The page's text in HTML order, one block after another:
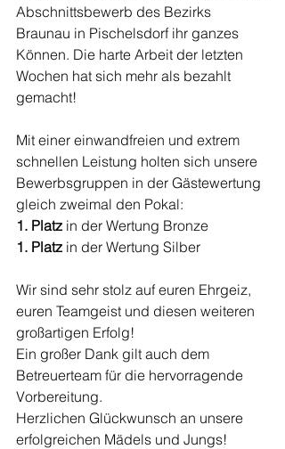
Abschnittsbewerb des Bezirks
Braunau in Pischelsdorf ihr ganzes
Können. Die harte Arbeit der letzten
Wochen hat sich mehr als bezahlt
gemacht!
Mit einer einwandfreien und extrem
schnellen Leistung holten sich unsere
Bewerbsgruppen in der Gästewertung
gleich zweimal den Pokal:
1. Platz in der Wertung Bronze
1. Platz in der Wertung Silber
Wir sind sehr stolz auf euren Ehrgeiz,
euren Teamgeist und diesen weiteren
großartigen Erfolg!
Ein großer Dank gilt auch dem
Betreuerteam für die hervorragende
Vorbereitung.
Herzlichen Glückwunsch an unsere
erfolgreichen Mädels und Jungs!